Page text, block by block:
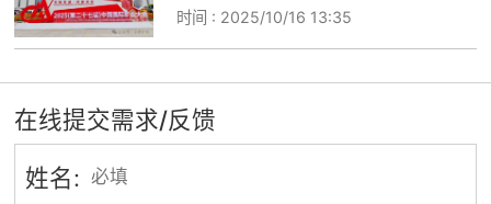
时间 : 2025/10/16 13:35
在线提交需求/反馈
姓名: